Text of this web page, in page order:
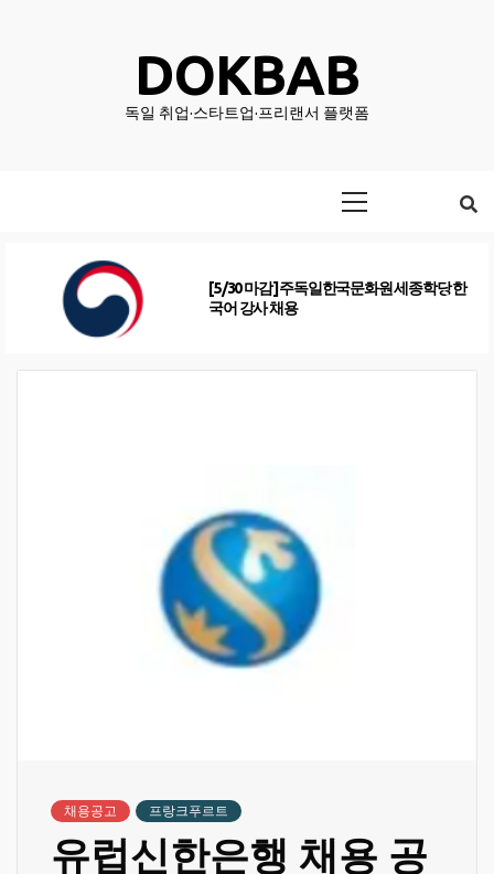
DOKBAB
독일 취업·스타트업·프리랜서 플랫폼
[1/26 마감] 주독일대사관 일반직 행정직원
채용 공고
채용공고 프랑크푸르트
유럽신한은행 채용 공